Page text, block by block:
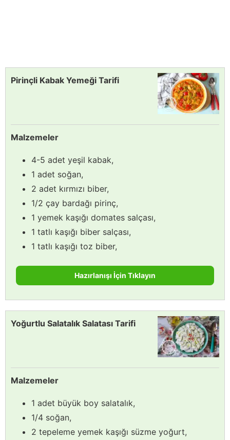
Pirinçli Kabak Yemeği Tarifi
Malzemeler
4-5 adet yeşil kabak,
1 adet soğan,
2 adet kırmızı biber,
1/2 çay bardağı pirinç,
1 yemek kaşığı domates salçası,
1 tatlı kaşığı biber salçası,
1 tatlı kaşığı toz biber,
Hazırlanışı İçin Tıklayın
Yoğurtlu Salatalık Salatası Tarifi
Malzemeler
1 adet büyük boy salatalık,
1/4 soğan,
2 tepeleme yemek kaşığı süzme yoğurt,